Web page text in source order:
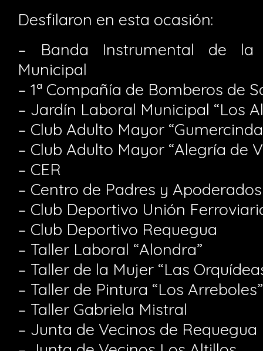
Desfilaron en esta ocasión:
– Banda Instrumental de la
Municipal
– 1ª Compañía de Bomberos de
– Jardín Laboral Municipal “Los
– Club Adulto Mayor
– Club Adulto Mayor “Alegría de
– CER
– Centro de Padres y Apoderados
– Club Deportivo Unión
– Club Deportivo Requegua
– Taller Laboral “Alondra”
– Taller de la Mujer “Las
– Taller de Pintura “Los Arreboles”
– Taller Gabriela Mistral
– Junta de Vecinos de Requegua